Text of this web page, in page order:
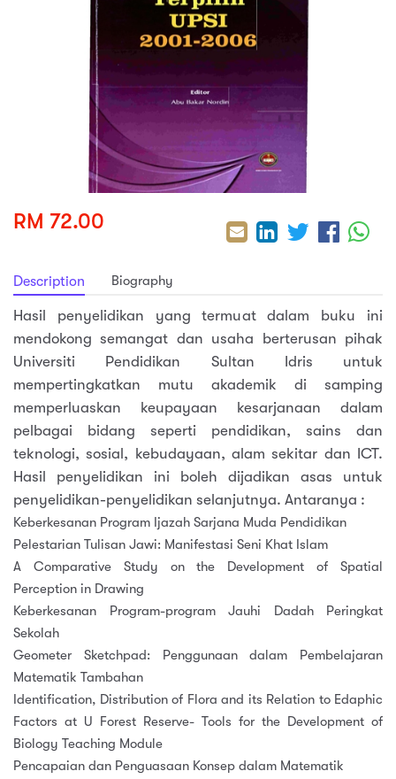
& Spirituality
RM 72.00
Description Biography
Hasil penyelidikan yang termuat dalam buku ini
mendokong semangat dan usaha berterusan pihak
Universiti Pendidikan Sultan Idris untuk
mempertingkatkan mutu akademik di samping
memperluaskan keupayaan kesarjanaan dalam
pelbagai bidang seperti pendidikan, sains dan
teknologi, sosial, kebudayaan, alam sekitar dan ICT.
Hasil penyelidikan ini boleh dijadikan asas untuk
penyelidikan-penyelidikan selanjutnya. Antaranya :
Keberkesanan Program Ijazah Sarjana Muda Pendidikan
Pelestarian Tulisan Jawi: Manifestasi Seni Khat Islam
A Comparative Study on the Development of Spatial
Perception in Drawing
Keberkesanan Program-program Jauhi Dadah Peringkat
Sekolah
Geometer Sketchpad: Penggunaan dalam Pembelajaran
Matematik Tambahan
Identification, Distribution of Flora and its Relation to Edaphic
Factors at U Forest Reserve- Tools for the Development of
Biology Teaching Module
Pencapaian dan Penguasaan Konsep dalam Matematik